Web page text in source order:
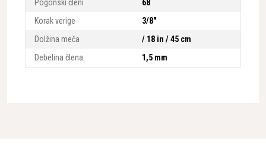
Pogonski členi
68
Korak verige
3/8"
Dolžina meča
/ 18 in / 45 cm
Debelina člena
1,5 mm